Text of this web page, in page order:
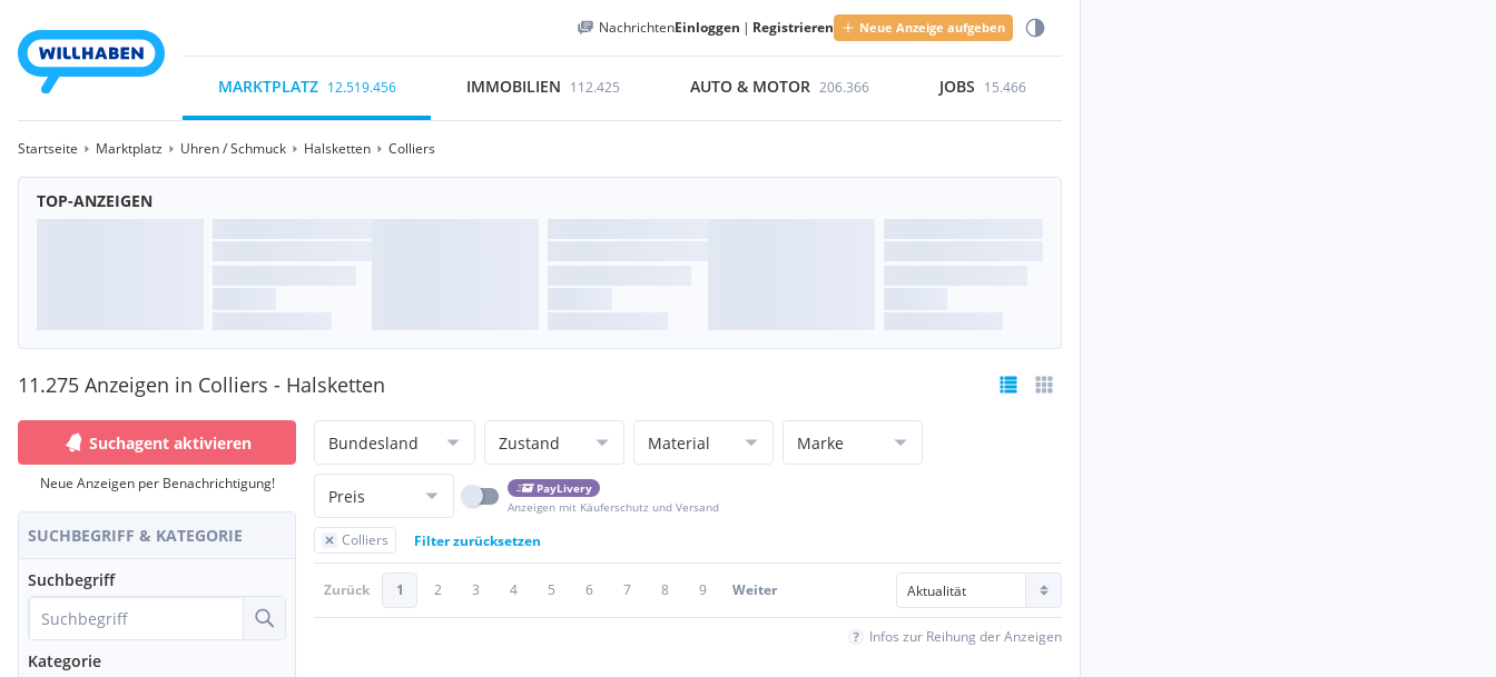
NachrichtenEinloggen | Registrieren Neue Anzeige aufgeben
MARKTPLATZ 12.519.456 IMMOBILIEN 112.425 AUTO & MOTOR 206.366 JOBS 15.466
Startseite Marktplatz Uhren / Schmuck Halsketten Colliers
TOP-ANZEIGEN
11.275 Anzeigen in Colliers - Halsketten
Suchagent aktivieren
Neue Anzeigen per Benachrichtigung!
SUCHBEGRIFF & KATEGORIE
Suchbegriff
Kategorie
Bundesland Zustand Material Marke
Preis
PayLivery
Anzeigen mit Käuferschutz und Versand
Colliers Filter zurücksetzen
Zurück 1 2 3 4 5 6 7 8 9 Weiter
Infos zur Reihung der Anzeigen